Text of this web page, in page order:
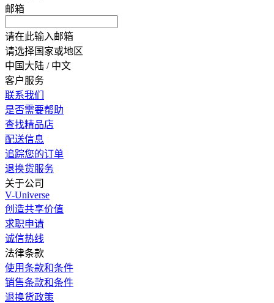
邮箱
请在此输入邮箱
请选择国家或地区
中国大陆 / 中文
客户服务
联系我们
是否需要帮助
查找精品店
配送信息
追踪您的订单
退换货服务
关于公司
V-Universe
创造共享价值
求职申请
诚信热线
法律条款
使用条款和条件
销售条款和条件
退换货政策